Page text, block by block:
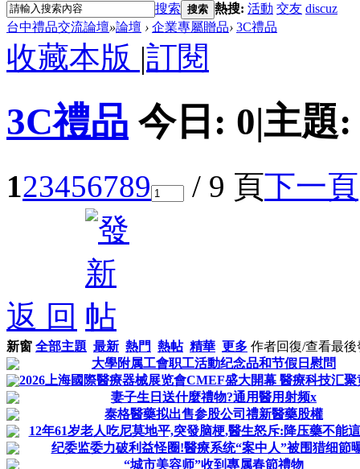
搜索 搜索 熱搜: 活動 交友 discuz
台中禮品交流論壇»論壇 › 企業專屬贈品› 3C禮品
收藏本版 |訂閱
3C禮品 今日: 0|主題
123456789 / 9 頁下一頁
返 回
新窗 全部主題 最新 熱門 熱帖 精華 更多 作者回復/查看最後
大學附属工會职工活動纪念品和节假日慰問
2026上海國際醫療器械展览會CMEF盛大開幕 醫療科技汇
妻子生日送什麼禮物?通用醫用射频x
泰格醫藥拟出售参股公司禮新醫藥股權
12年61岁老人吃尼莫地平,突發脑梗,醫生怒斥:降压藥不能
纪委监委力破利益怪圈!醫療系统“案中人”被围猎细節
“城市美容师”收到專属春節禮物